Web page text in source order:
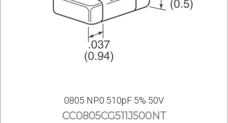
0805 NP0 510pF 5% 50V
CC0805CG511J500NT